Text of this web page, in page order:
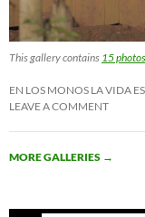
This gallery contains 15 photos
EN LOS MONOS LA VIDA
LEAVE A COMMENT
MORE GALLERIES →